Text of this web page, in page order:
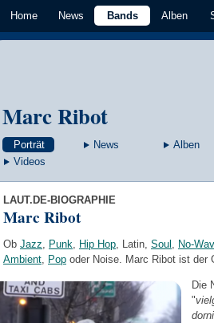
Home News Bands Alben
Marc Ribot
Porträt News
Alben
Videos
LAUT.DE-BIOGRAPHIE
Marc Ribot
Ob Jazz, Punk, Hip Hop, Latin, Soul , No-
Ambient, Pop oder Noise. Marc Ribot ist der
Die
"